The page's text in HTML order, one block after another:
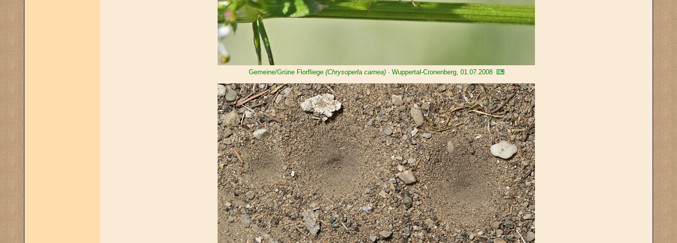
Gemeine/Grüne Florfliege (Chrysoperla carnea)· Wuppertal-Cronenberg, 01.07.2008